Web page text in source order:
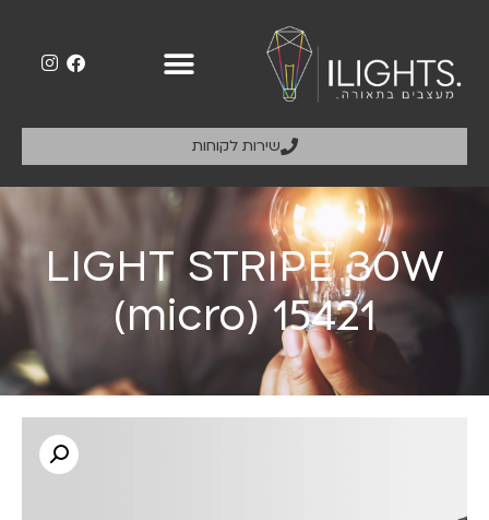
שירות לקוחות
LIGHT STRIPE 30W
(micro) 15421